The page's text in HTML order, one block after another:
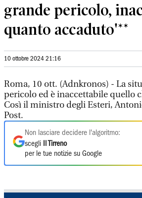
grande pericolo,
quanto accaduto'**
10 ottobre 2024 21:16
Roma, 10 ott. (Adnkronos) - La
pericolo ed è inaccettabile quello
Così il ministro degli Esteri,
Post.
Non lasciare decidere l'algoritmo:
scegli
Il Tirreno
per le tue notizie su Google